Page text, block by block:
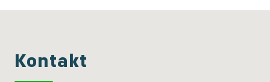
Kontakt